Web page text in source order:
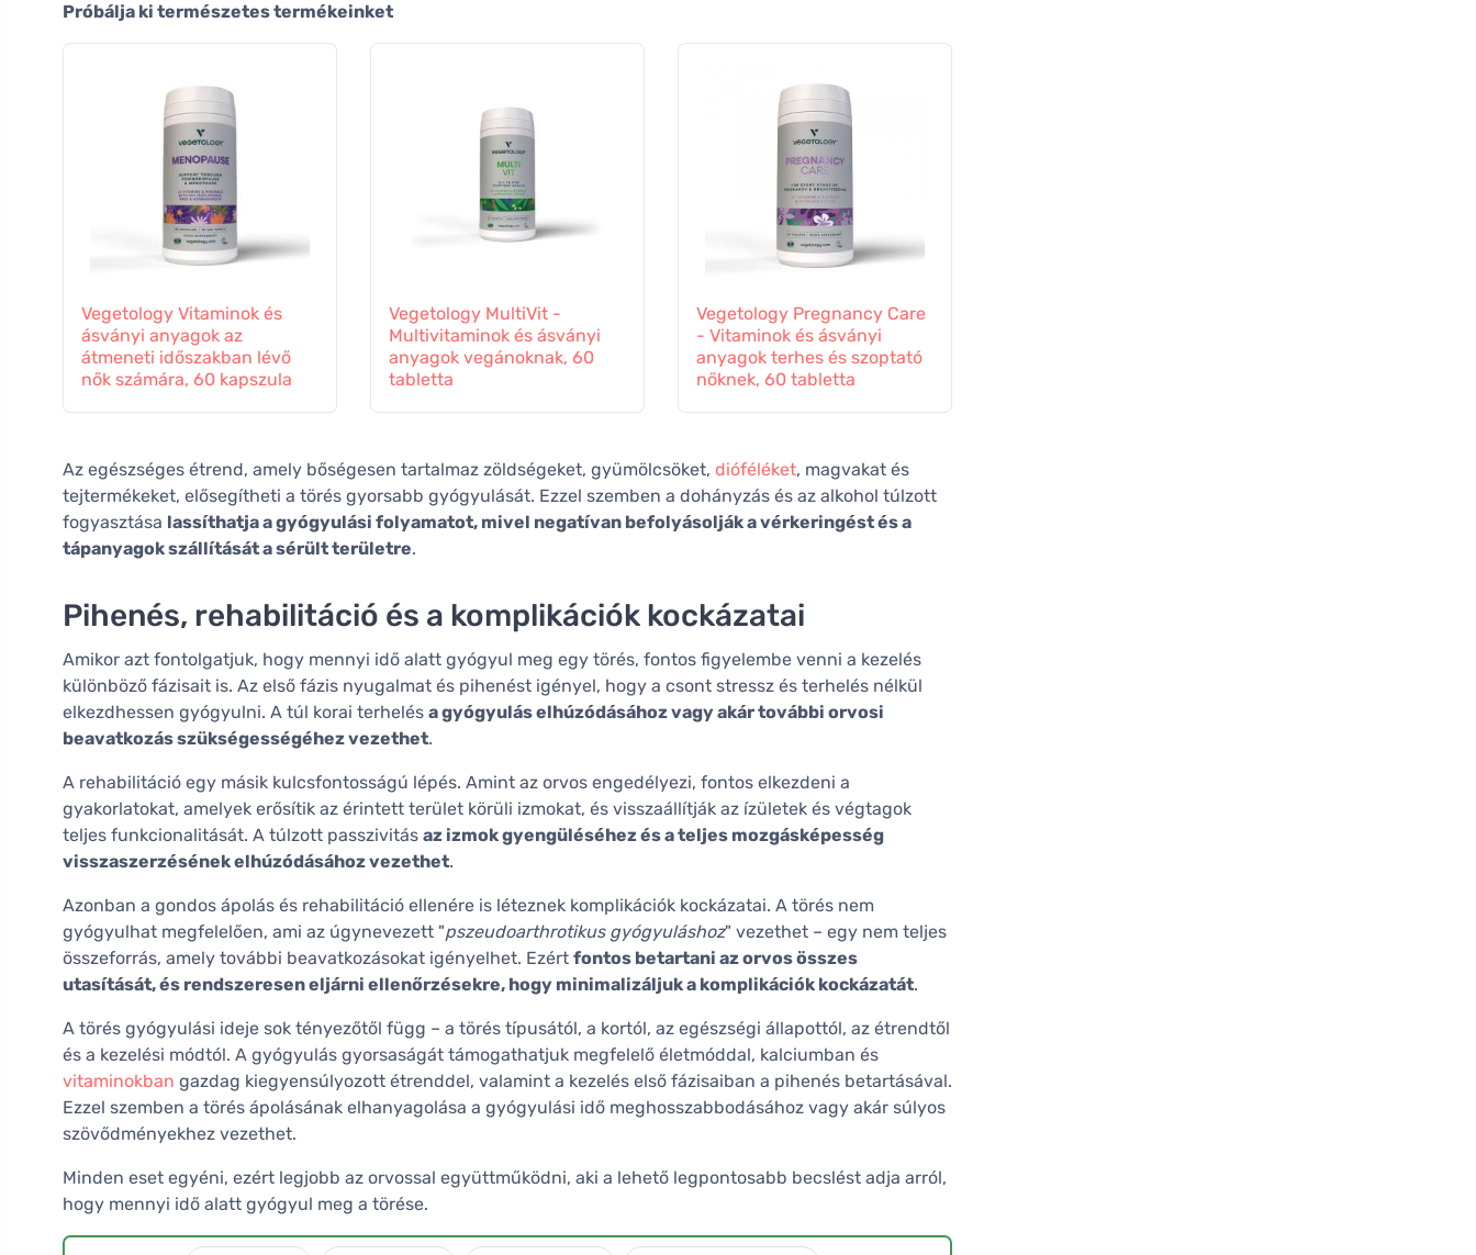
Próbálja ki természetes termékeinket
Vegetology Vitaminok és
ásványi anyagok az
átmeneti időszakban lévő
nők számára, 60 kapszula
Vegetology MultiVit -
Multivitaminok és ásványi
anyagok vegánoknak, 60
tabletta
Vegetology Pregnancy Care
- Vitaminok és ásványi
anyagok terhes és szoptató
nőknek, 60 tabletta
Az egészséges étrend, amely bőségesen tartalmaz zöldségeket, gyümölcsöket, dióféléket, magvakat és
tejtermékeket, elősegítheti a törés gyorsabb gyógyulását. Ezzel szemben a dohányzás és az alkohol túlzott
fogyasztása lassíthatja a gyógyulási folyamatot, mivel negatívan befolyásolják a vérkeringést és a
tápanyagok szállítását a sérült területre.
Pihenés, rehabilitáció és a komplikációk kockázatai
Amikor azt fontolgatjuk, hogy mennyi idő alatt gyógyul meg egy törés, fontos figyelembe venni a kezelés
különböző fázisait is. Az első fázis nyugalmat és pihenést igényel, hogy a csont stressz és terhelés nélkül
elkezdhessen gyógyulni. A túl korai terhelés a gyógyulás elhúzódásához vagy akár további orvosi
beavatkozás szükségességéhez vezethet.
A rehabilitáció egy másik kulcsfontosságú lépés. Amint az orvos engedélyezi, fontos elkezdeni a
gyakorlatokat, amelyek erősítik az érintett terület körüli izmokat, és visszaállítják az ízületek és végtagok
teljes funkcionalitását. A túlzott passzivitás az izmok gyengüléséhez és a teljes mozgásképesség
visszaszerzésének elhúzódásához vezethet.
Azonban a gondos ápolás és rehabilitáció ellenére is léteznek komplikációk kockázatai. A törés nem
gyógyulhat megfelelően, ami az úgynevezett "pszeudoarthrotikus gyógyuláshoz" vezethet – egy nem teljes
összeforrás, amely további beavatkozásokat igényelhet. Ezért fontos betartani az orvos összes
utasítását, és rendszeresen eljárni ellenőrzésekre, hogy minimalizáljuk a komplikációk kockázatát.
A törés gyógyulási ideje sok tényezőtől függ – a törés típusától, a kortól, az egészségi állapottól, az étrendtől
és a kezelési módtól. A gyógyulás gyorsaságát támogathatjuk megfelelő életmóddal, kalciumban és
vitaminokban gazdag kiegyensúlyozott étrenddel, valamint a kezelés első fázisaiban a pihenés betartásával.
Ezzel szemben a törés ápolásának elhanyagolása a gyógyulási idő meghosszabbodásához vagy akár súlyos
szövődményekhez vezethet.
Minden eset egyéni, ezért legjobb az orvossal együttműködni, aki a lehető legpontosabb becslést adja arról,
hogy mennyi idő alatt gyógyul meg a törése.